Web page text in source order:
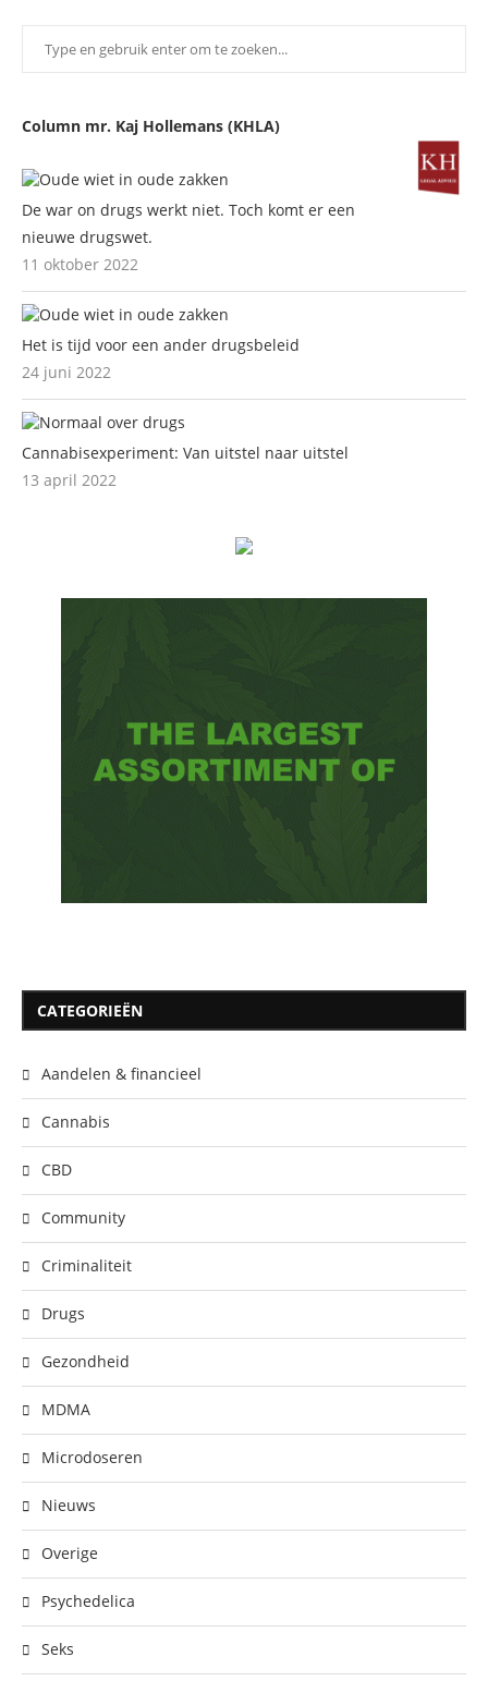
Column mr. Kaj Hollemans (KHLA)
De war on drugs werkt niet. Toch komt er een
nieuwe drugswet.
11 oktober 2022
Het is tijd voor een ander drugsbeleid
24 juni 2022
Cannabisexperiment: Van uitstel naar uitstel
13 april 2022
CATEGORIEËN
Aandelen & financieel
Cannabis
CBD
Community
Criminaliteit
Drugs
Gezondheid
MDMA
Microdoseren
Nieuws
Overige
Psychedelica
Seks